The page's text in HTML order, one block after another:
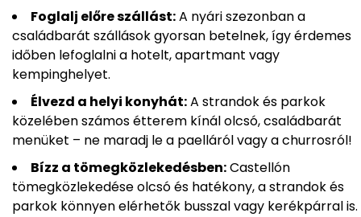
Foglalj előre szállást:A nyári szezonban a
családbarát szállások gyorsan betelnek, így érdemes
időben lefoglalni a hotelt, apartmant vagy
kempinghelyet.
Élvezd a helyi konyhát:A strandok és parkok
közelében számos étterem kínál olcsó, családbarát
menüket – ne maradj le a paelláról vagy a churrosról!
Bízz a tömegközlekedésben:Castellón
tömegközlekedése olcsó és hatékony, a strandok és
parkok könnyen elérhetők busszal vagy kerékpárral is.